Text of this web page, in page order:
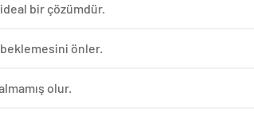
bir çözümdür.
önler.
olur.